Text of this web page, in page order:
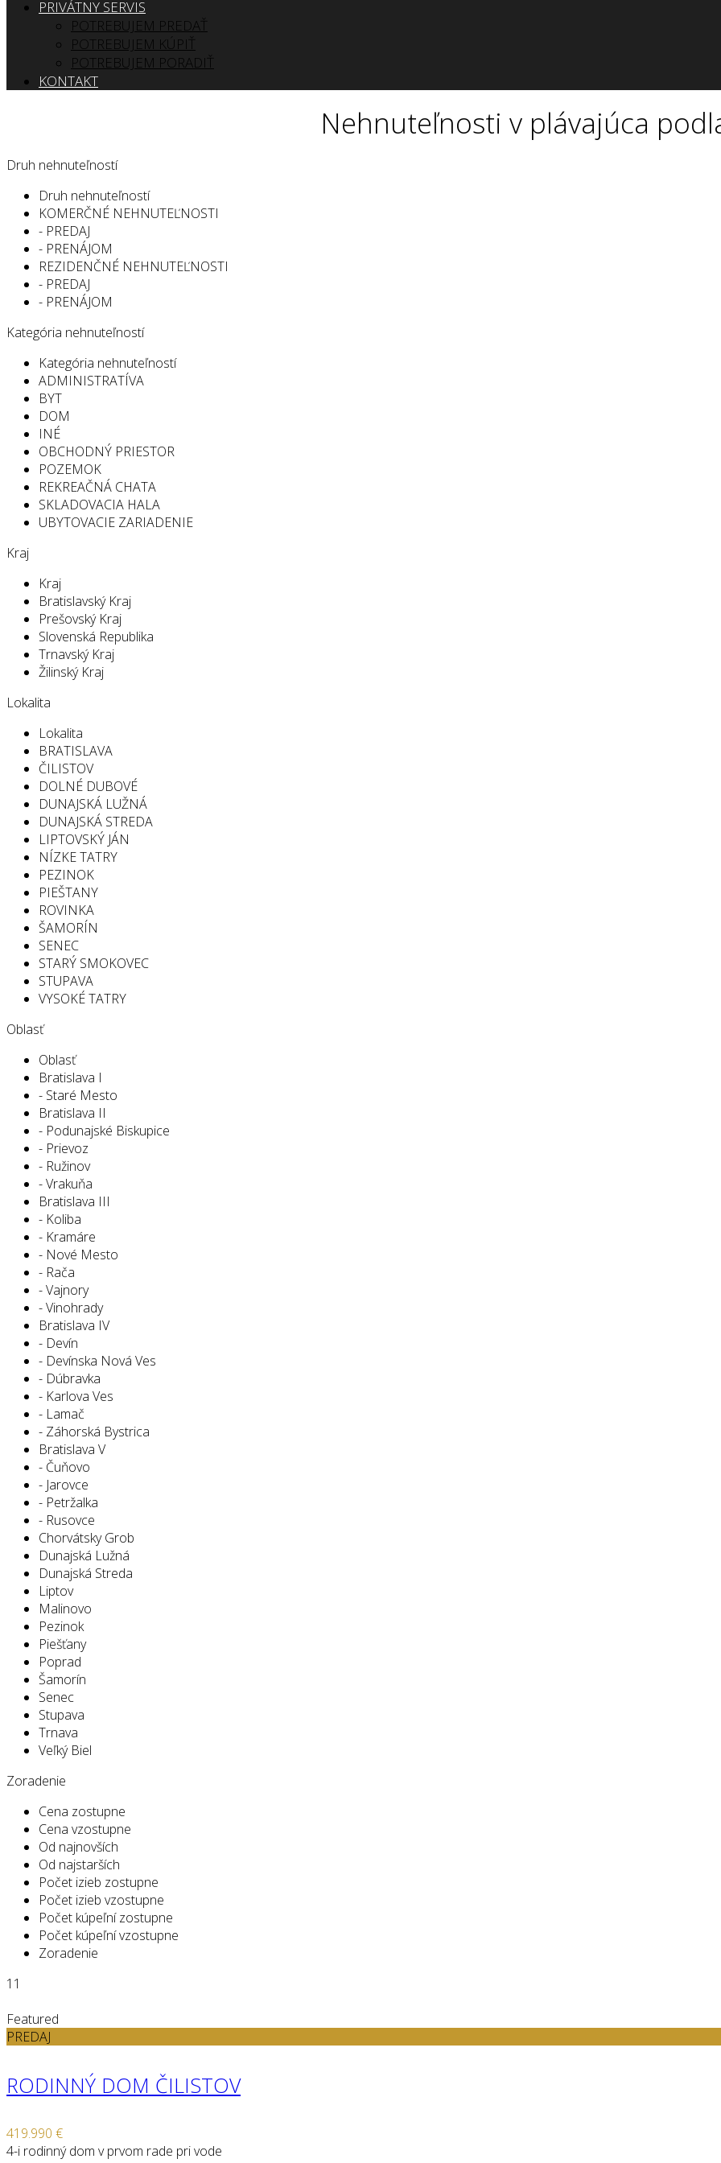
PRIVÁTNY SERVIS
POTREBUJEM PREDAŤ
POTREBUJEM KÚPIŤ
POTREBUJEM PORADIŤ
KONTAKT
Nehnuteľnosti v plávajúca
Druh nehnuteľností
Druh nehnuteľností
KOMERČNÉ NEHNUTEĽNOSTI
- PREDAJ
- PRENÁJOM
REZIDENČNÉ NEHNUTEĽNOSTI
- PREDAJ
- PRENÁJOM
Kategória nehnuteľností
Kategória nehnuteľností
ADMINISTRATÍVA
BYT
DOM
INÉ
OBCHODNÝ PRIESTOR
POZEMOK
REKREAČNÁ CHATA
SKLADOVACIA HALA
UBYTOVACIE ZARIADENIE
Kraj
Kraj
Bratislavský Kraj
Prešovský Kraj
Slovenská Republika
Trnavský Kraj
Žilinský Kraj
Lokalita
Lokalita
BRATISLAVA
ČILISTOV
DOLNÉ DUBOVÉ
DUNAJSKÁ LUŽNÁ
DUNAJSKÁ STREDA
LIPTOVSKÝ JÁN
NÍZKE TATRY
PEZINOK
PIEŠTANY
ROVINKA
ŠAMORÍN
SENEC
STARÝ SMOKOVEC
STUPAVA
VYSOKÉ TATRY
Oblasť
Oblasť
Bratislava I
- Staré Mesto
Bratislava II
- Podunajské Biskupice
- Prievoz
- Ružinov
- Vrakuňa
Bratislava III
- Koliba
- Kramáre
- Nové Mesto
- Rača
- Vajnory
- Vinohrady
Bratislava IV
- Devín
- Devínska Nová Ves
- Dúbravka
- Karlova Ves
- Lamač
- Záhorská Bystrica
Bratislava V
- Čuňovo
- Jarovce
- Petržalka
- Rusovce
Chorvátsky Grob
Dunajská Lužná
Dunajská Streda
Liptov
Malinovo
Pezinok
Piešťany
Poprad
Šamorín
Senec
Stupava
Trnava
Veľký Biel
Zoradenie
Cena zostupne
Cena vzostupne
Od najnovších
Od najstarších
Počet izieb zostupne
Počet izieb vzostupne
Počet kúpeľní zostupne
Počet kúpeľní vzostupne
Zoradenie
11
Featured
PREDAJ
RODINNÝ DOM ČILISTOV
419.990 €
4-i rodinný dom v prvom rade pri vode